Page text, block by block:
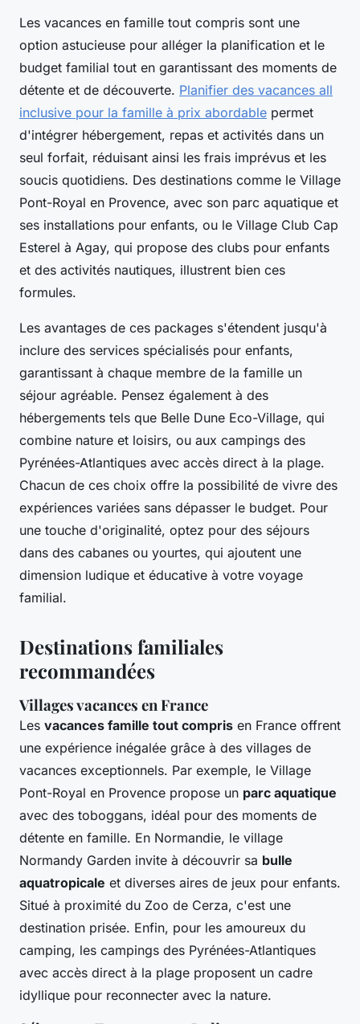
Les vacances en famille tout compris sont une
option astucieuse pour alléger la planification et le
budget familial tout en garantissant des moments de
détente et de découverte. Planifier des vacances all
inclusive pour la famille à prix abordable permet
d'intégrer hébergement, repas et activités dans un
seul forfait, réduisant ainsi les frais imprévus et les
soucis quotidiens. Des destinations comme le Village
Pont-Royal en Provence, avec son parc aquatique et
ses installations pour enfants, ou le Village Club Cap
Esterel à Agay, qui propose des clubs pour enfants
et des activités nautiques, illustrent bien ces
formules.
Les avantages de ces packages s'étendent jusqu'à
inclure des services spécialisés pour enfants,
garantissant à chaque membre de la famille un
séjour agréable. Pensez également à des
hébergements tels que Belle Dune Eco-Village, qui
combine nature et loisirs, ou aux campings des
Pyrénées-Atlantiques avec accès direct à la plage.
Chacun de ces choix offre la possibilité de vivre des
expériences variées sans dépasser le budget. Pour
une touche d'originalité, optez pour des séjours
dans des cabanes ou yourtes, qui ajoutent une
dimension ludique et éducative à votre voyage
familial.
Destinations familiales
recommandées
Villages vacances en France
Les vacances famille tout compris en France offrent
une expérience inégalée grâce à des villages de
vacances exceptionnels. Par exemple, le Village
Pont-Royal en Provence propose un parc aquatique
avec des toboggans, idéal pour des moments de
détente en famille. En Normandie, le village
Normandy Garden invite à découvrir sa bulle
aquatropicale et diverses aires de jeux pour enfants.
Situé à proximité du Zoo de Cerza, c'est une
destination prisée. Enfin, pour les amoureux du
camping, les campings des Pyrénées-Atlantiques
avec accès direct à la plage proposent un cadre
idyllique pour reconnecter avec la nature.